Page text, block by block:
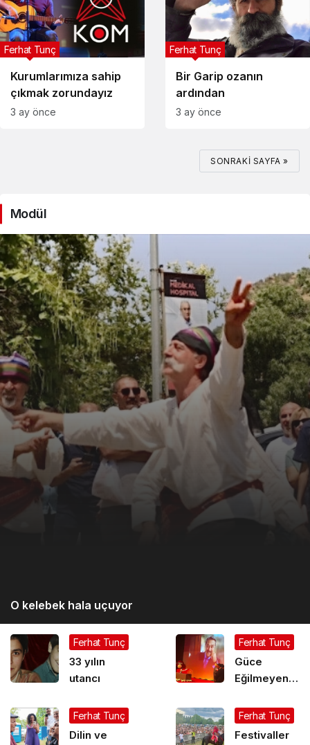
Kurumlarımıza sahip
çıkmak zorundayız
Ferhat Tunç
3 ay önce
Bir Garip ozanın
ardından
Ferhat Tunç
3 ay önce
SONRAKI SAYFA »
Modül
O kelebek hala uçuyor
Ferhat Tunç
33 yılın
utancı
Ferhat Tunç
Güce
Eğilmeyen
Ölümsüzleşir
Ferhat Tunç
Dilin ve
Ferhat Tunç
Festivaller